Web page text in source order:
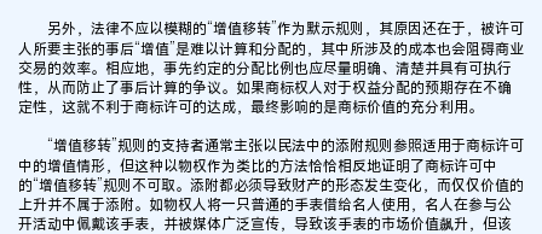
另外，法律不应以模糊的“增值移转”作为默示规则，其原因还在于，被许可
人所要主张的事后“增值”是难以计算和分配的，其中所涉及的成本也会阻碍商业
交易的效率。相应地，事先约定的分配比例也应尽量明确、清楚并具有可执行
性，从而防止了事后计算的争议。如果商标权人对于权益分配的预期存在不确
定性，这就不利于商标许可的达成，最终影响的是商标价值的充分利用。
“增值移转”规则的支持者通常主张以民法中的添附规则参照适用于商标许可
中的增值情形，但这种以物权作为类比的方法恰恰相反地证明了商标许可中
的“增值移转”规则不可取。添附都必须导致财产的形态发生变化，而仅仅价值的
上升并不属于添附。如物权人将一只普通的手表借给名人使用，名人在参与公
开活动中佩戴该手表，并被媒体广泛宣传，导致该手表的市场价值飙升，但该